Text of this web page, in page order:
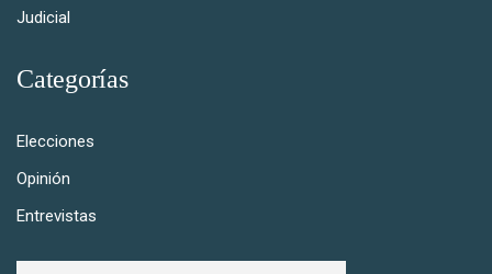
Judicial
Categorías
Elecciones
Opinión
Entrevistas